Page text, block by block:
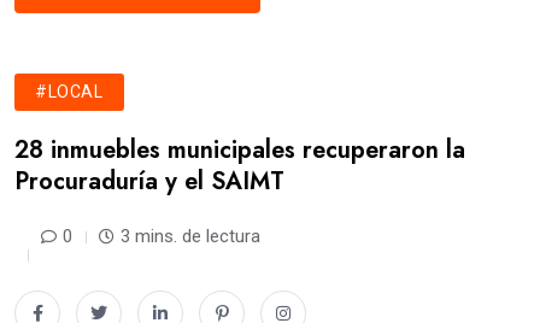
#LOCAL
28 inmuebles municipales recuperaron la
Procuraduría y el SAIMT
0 3 mins. de lectura